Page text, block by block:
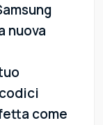
nuova
come